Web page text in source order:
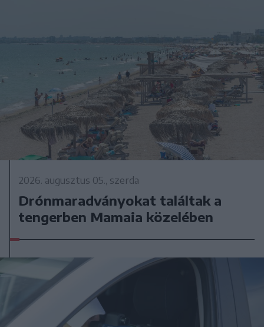
2026. augusztus 05., szerda
Drónmaradványokat találtak a
tengerben Mamaia közelében